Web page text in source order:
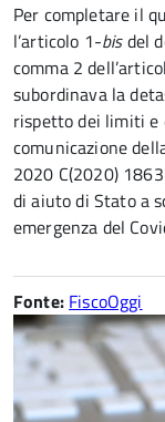
Per completare il
l’articolo 1-bisdel
comma 2
subordinava la
rispetto dei limiti e
comunicazione
2020 C(2020) 1863
di aiuto di Stato a
emergenza del
Fonte: FiscoOggi